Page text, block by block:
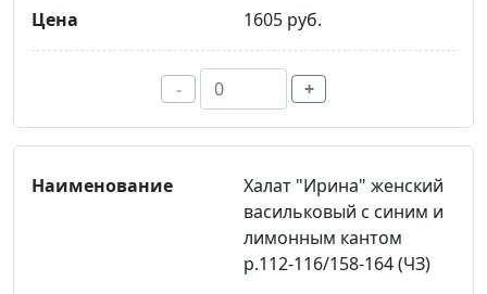
1605 руб.
- +
Халат "Ирина" женский
васильковый с синим и
лимонным кантом
р.112-116/158-164 (ЧЗ)